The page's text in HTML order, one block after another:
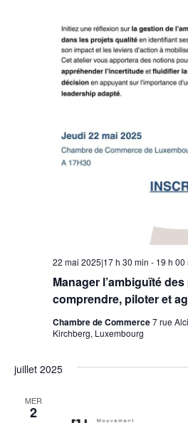
Manager l’ambiguïté
comprendre, piloter et
22 mai 2025|17 h 30 min - 19 h 00
Chambre de Commerce7 rue
Kirchberg, Luxembourg
juillet 2025
MER
2